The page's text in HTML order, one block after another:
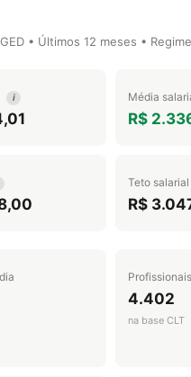
• Últimos 12 meses •
i Média
R$
Teto salarial
R$
Profissionais
4.402
na base CLT